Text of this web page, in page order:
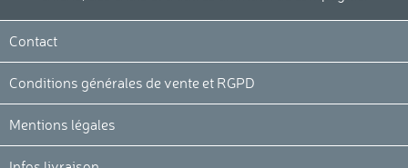
Contact
Conditions générales de vente et RGPD
Mentions légales
La protection de votre vie privée
et le respect de vos droits sont
Nous utilisons des cookies nécessaires au
être utilisées pour optimiser votre expérience, diffuser des offres
personnalisées ou réaliser des analyses. Vous pouvez modifier vos
préférences cookies et retirer votre consentement à tout moment en